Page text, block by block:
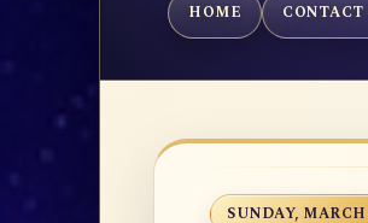
HOME CONTACT
SUNDAY,